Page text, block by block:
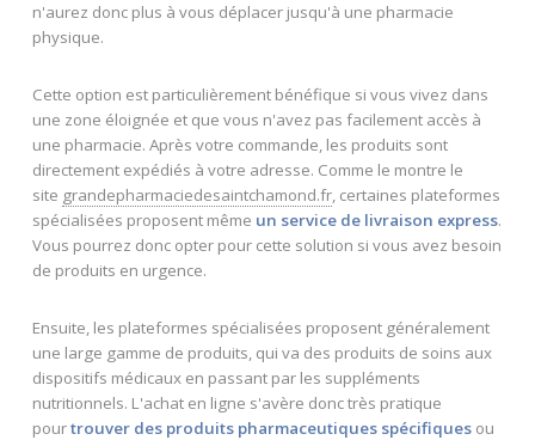
n'aurez donc plus à vous déplacer jusqu'à une pharmacie
physique.
Cette option est particulièrement bénéfique si vous vivez dans
une zone éloignée et que vous n'avez pas facilement accès à
une pharmacie. Après votre commande, les produits sont
directement expédiés à votre adresse. Comme le montre le
site grandepharmaciedesaintchamond.fr, certaines plateformes
spécialisées proposent même un service de livraison express.
Vous pourrez donc opter pour cette solution si vous avez besoin
de produits en urgence.
Ensuite, les plateformes spécialisées proposent généralement
une large gamme de produits, qui va des produits de soins aux
dispositifs médicaux en passant par les suppléments
nutritionnels. L'achat en ligne s'avère donc très pratique
pourtrouver des produits pharmaceutiques spécifiquesou